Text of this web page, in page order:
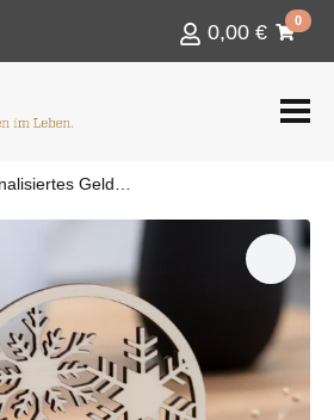
0,00 € 0
Personalisiertes Geldgeschenk Schneekugel